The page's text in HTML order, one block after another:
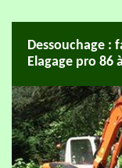
Dessouchage :
Elagage pro 86